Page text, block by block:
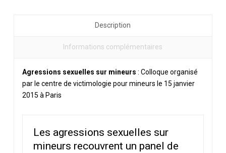
Description
Informations complémentaires
Agressions sexuelles sur mineurs : Colloque organisé
par le centre de victimologie pour mineurs le 15 janvier
2015 à Paris
Les agressions sexuelles sur
mineurs recouvrent un panel de